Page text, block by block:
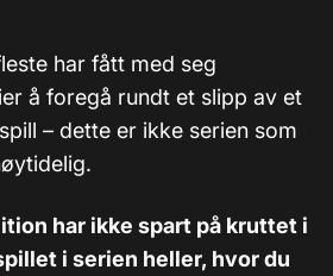
har fått med seg
å foregå rundt et slipp av et
– dette er ikke serien som
har ikke spart på kruttet i
i serien heller, hvor du